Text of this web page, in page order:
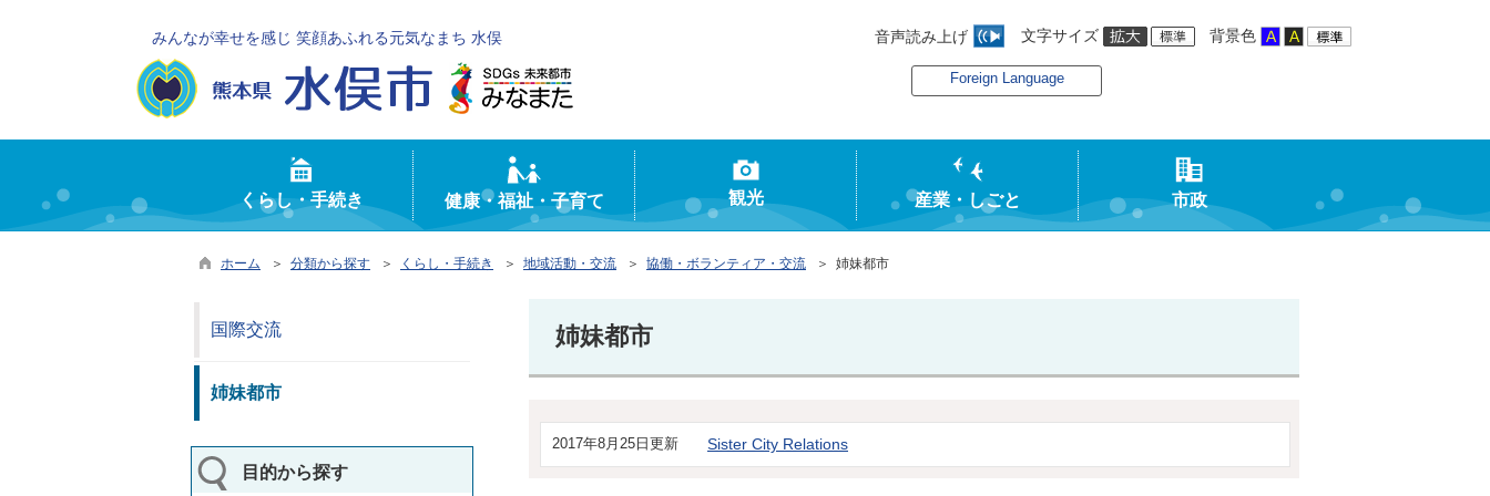
みんなが幸せを感じ 笑顔あふれる元気なまち 水俣 音声読み上げ 文字サイズ 背景色
Foreign Language
くらし・手続き 健康・福祉・子育て 観光 産業・しごと 市政
ホーム ＞ 分類から探す ＞ くらし・手続き ＞ 地域活動・交流 ＞ 協働・ボランティア・交流 ＞ 姉妹都市
姉妹都市
2017年8月25日更新 Sister City Relations
国際交流
姉妹都市
目的から探す